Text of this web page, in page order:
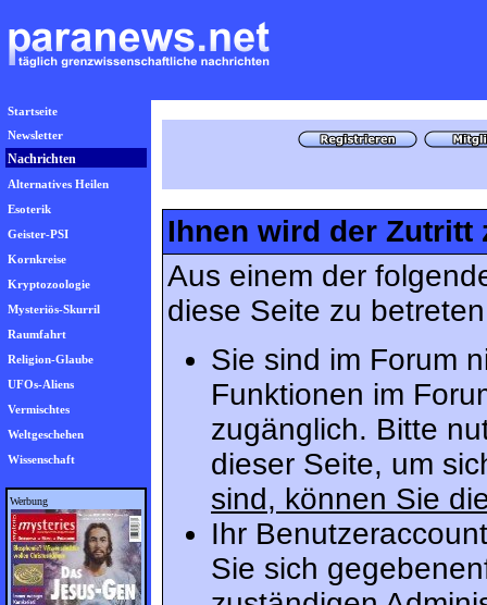
Startseite
Newsletter
Nachrichten
Alternatives Heilen
Esoterik
Geister-PSI
Kornkreise
Kryptozoologie
Mysteriös-Skurril
Raumfahrt
Religion-Glaube
UFOs-Aliens
Vermischtes
Weltgeschehen
Wissenschaft
Werbung
Ihnen wird der Zutritt
Aus einem der
diese Seite zu
Sie sind im Forum
Funktionen im
zugänglich. Bitte
dieser Seite, um
sind, können Sie
Ihr
Sie sich